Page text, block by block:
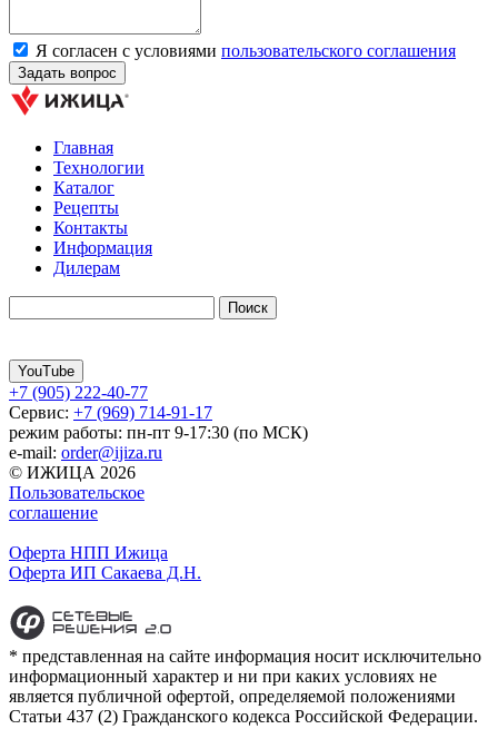
Я согласен с условиями пользовательского соглашения
Главная
Технологии
Каталог
Рецепты
Контакты
Информация
Дилерам
YouTube
+7 (905) 222-40-77
Сервис: +7 (969) 714-91-17
режим работы: пн-пт 9-17:30 (по МСК)
e-mail: order@ijiza.ru
© ИЖИЦА 2026
Пользовательское
соглашение
Оферта НПП Ижица
Оферта ИП Сакаева Д.Н.
* представленная на сайте информация носит исключительно
информационный характер и ни при каких условиях не
является публичной офертой, определяемой положениями
Статьи 437 (2) Гражданского кодекса Российской Федерации.